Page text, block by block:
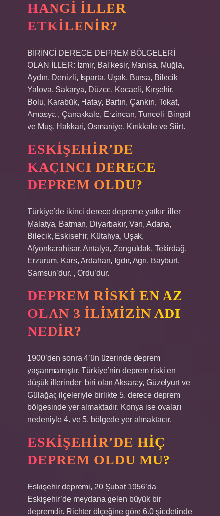
HANGI ILLER
ETKILENIR?
BİRİNCİ DERECE DEPREM BÖLGELERİ
OLAN İLLER: İzmir, Balıkesir, Manisa, Muğla,
Aydın, Denizli, Isparta, Uşak, Bursa, Bilecik
Yalova, Sakarya, Düzce, Kocaeli, Kırşehir,
Bolu, Karabük, Hatay, Bartın, Çankırı, Tokat,
Amasya , Çanakkale, Erzincan, Tunceli, Bingöl
ve Muş, Hakkari, Osmaniye, Kırıkkale ve Siirt.
ESKIŞEHIR’DE
KAÇINCI DERECE
DEPREM OLDU?
Türkiye’de ikinci derece depreme yatkın iller
Malatya, Batman, Diyarbakır, Van, Adana,
Bilecik, Eskisehir, Kütahya, Uşak,
Afyonkarahisar, Antalya, Zonguldak, Tekirdağ,
Erzurum, Kars, Ardahan, Iğdır, Ağrı, Bayburt,
Samsun’dur. , Ordu’dur.
DEPREM RISKI EN AZ
OLAN 3 ILIMIZIN ADI
NEDIR?
1900’den sonra 4’ün üzerinde deprem
yaşanmamıştır. Türkiye’nin deprem riski en
düşük illerinden biri olan Aksaray, Güzelyurt ve
Gülağaç ilçeleriyle birlikte 5. derece deprem
bölgesinde yer almaktadır. Konya ise ovaları
nedeniyle 4. ve 5. bölgede yer almaktadır.
ESKIŞEHIR’DE HIÇ
DEPREM OLDU MU?
Eskişehir depremi, 20 Şubat 1956’da
Eskişehir’de meydana gelen büyük bir
depremdir. Richter ölçeğine göre 6.0 şiddetinde